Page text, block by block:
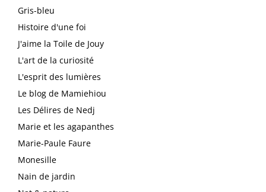
Gris-bleu
Histoire d'une foi
J'aime la Toile de Jouy
L'art de la curiosité
L'esprit des lumières
Le blog de Mamiehiou
Les Délires de Nedj
Marie et les agapanthes
Marie-Paule Faure
Monesille
Nain de jardin